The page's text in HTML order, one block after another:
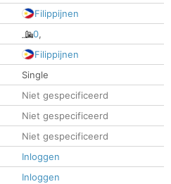
Filippijnen
0,
Filippijnen
Single
Niet gespecificeerd
Niet gespecificeerd
Niet gespecificeerd
Inloggen
Inloggen